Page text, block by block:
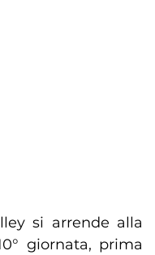
si arrende alla
giornata, prima